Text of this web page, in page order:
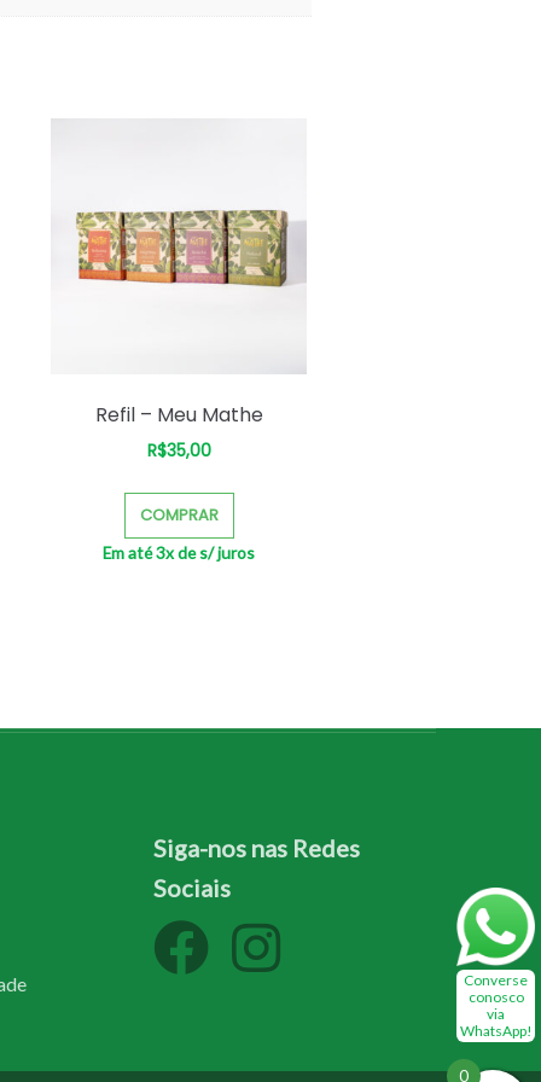
Refil – Meu Mathe
R$35,00
COMPRAR
Em até 3x des/ juros
Siga-nos nas Redes
Sociais
0
Converse
conosco
via
WhatsApp!